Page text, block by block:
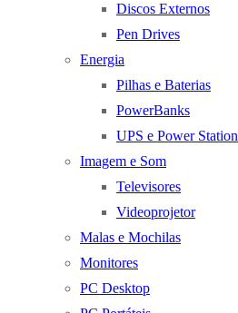
Discos Externos
Pen Drives
Energia
Pilhas e Baterias
PowerBanks
UPS e Power Station
Imagem e Som
Televisores
Videoprojetor
Malas e Mochilas
Monitores
PC Desktop